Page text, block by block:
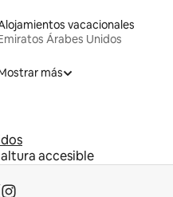
vacacionales
Árabes Unidos
más
accesible